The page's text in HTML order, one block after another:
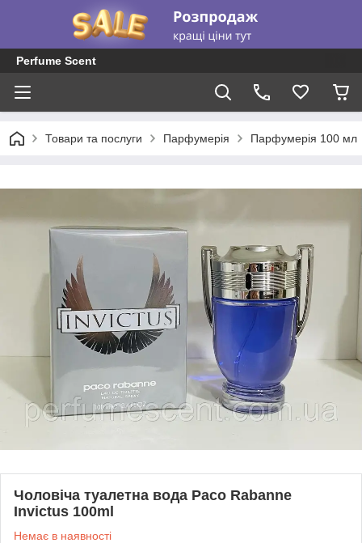
Perfume Scent
Товари та послуги Парфумерія Парфумерія 100 мл
Чоловіча туалетна вода Paco Rabanne
Invictus 100ml
Немає в наявності